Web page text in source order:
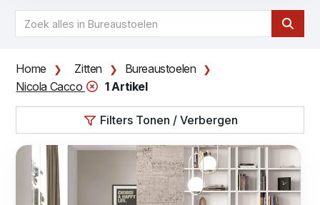
Home Zitten
Bureaustoelen
Nicola Cacco
1 Artikel
Filters Tonen / Verbergen